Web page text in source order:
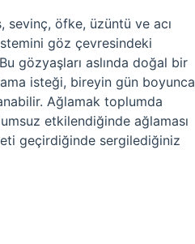
sevinç, öfke, üzüntü ve acı
göz çevresindeki
gözyaşları aslında doğal bir
isteği, bireyin gün boyunca
Ağlamak toplumda
etkilendiğinde ağlaması
geçirdiğinde sergilediğiniz